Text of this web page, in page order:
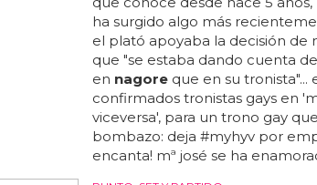
días... lanoviade maría josé de
que conoce desde hace 5
ha surgido algo más
el plató apoyaba la decisión de
que "se estaba dando cuenta
ennagoreque en su tronista"...
confirmados tronistas gays en
viceversa', para un trono gay
bombazo: deja #myhyv por